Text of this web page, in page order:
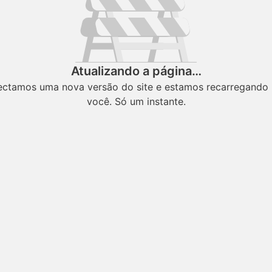
Atualizando a página…
uma nova versão do site e estamos recarregando
você. Só um instante.